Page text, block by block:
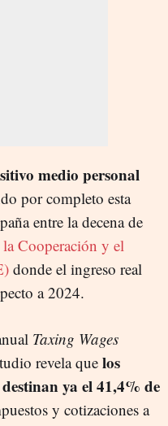
medio personal
por completo esta
entre la decena de
Cooperación y el
donde el ingreso real
a 2024.
Taxing Wages
revela que los
ya el 41,4% de
y cotizaciones a